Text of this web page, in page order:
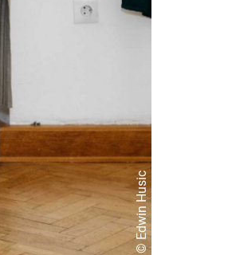
© Edwin Husic